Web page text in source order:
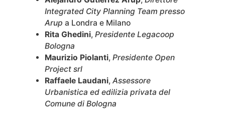
Integrated City Planning Team presso
Arup a Londra e Milano
Rita Ghedini, Presidente Legacoop
Bologna
Maurizio Piolanti, Presidente Open
Project srl
Raffaele Laudani, Assessore
Urbanistica ed edilizia privata del
Comune di Bologna